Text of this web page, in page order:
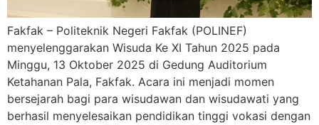
Fakfak – Politeknik Negeri Fakfak (POLINEF)
menyelenggarakan Wisuda Ke XI Tahun 2025 pada
Minggu, 13 Oktober 2025 di Gedung Auditorium
Ketahanan Pala, Fakfak. Acara ini menjadi momen
bersejarah bagi para wisudawan dan wisudawati yang
berhasil menyelesaikan pendidikan tinggi vokasi dengan